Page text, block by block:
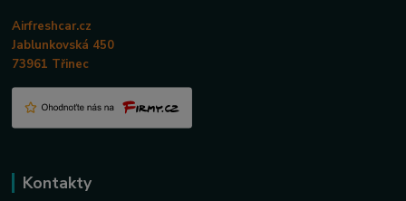
Airfreshcar.cz
Jablunkovská 450
73961 Třinec
Kontakty